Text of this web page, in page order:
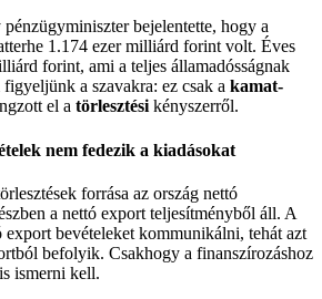
bejelentette, hogy a
1.174 ezer milliárd forint volt. Éves
forint, ami a teljes államadósságnak
a szavakra: ez csak a kamat-
el a törlesztési kényszerről.
nem fedezik a kiadásokat
forrása az ország nettó
a nettó export teljesítményből áll. A
export bevételeket kommunikálni, tehát azt
befolyik. Csakhogy a finanszírozáshoz
ismerni kell.